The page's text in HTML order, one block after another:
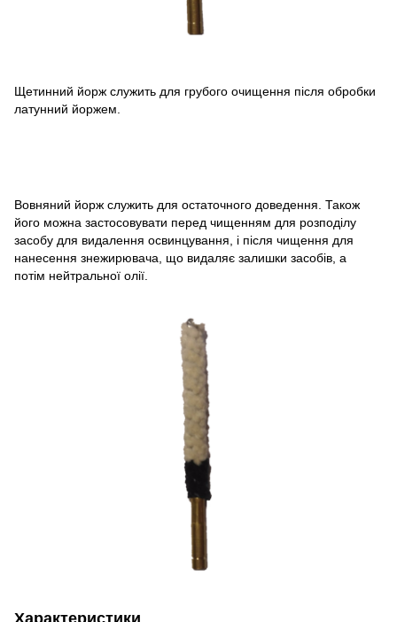
Щетинний йорж служить для грубого очищення після обробки
латунний йоржем.
Вовняний йорж служить для остаточного доведення. Також
його можна застосовувати перед чищенням для розподілу
засобу для видалення освинцування, і після чищення для
нанесення знежирювача, що видаляє залишки засобів, а
потім нейтральної олії.